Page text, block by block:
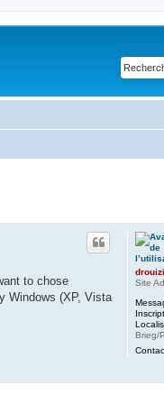
Site
Brieg/
to chose
Windows (XP, Vista